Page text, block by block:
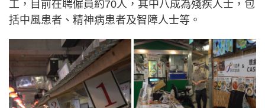
工，目前在聘僱員約70人，其中八成為殘疾人士，包
括中風患者、精神病患者及智障人士等。